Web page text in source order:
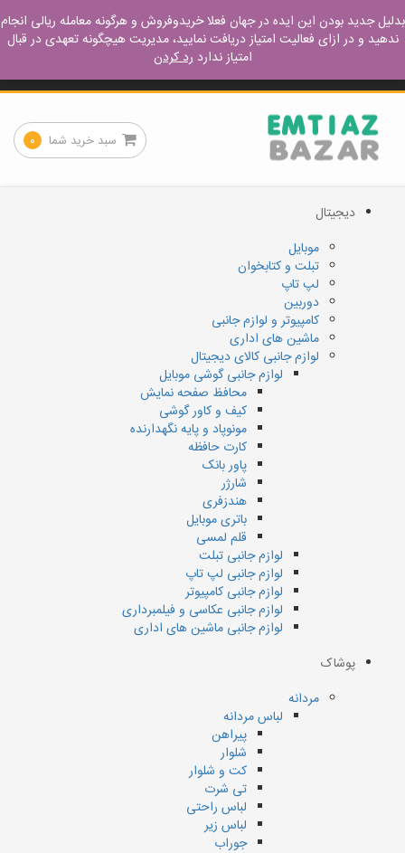
ورود – عضویت آموزش مفید نحوه خرید نحوه فروش
کجا پیدا میشه تماس با ما
سبد خرید شما ۰
دیجیتال
موبایل
تبلت و کتابخوان
لپ تاپ
دوربین
کامپیوتر و لوازم جانبی
ماشین های اداری
لوازم جانبی کالای دیجیتال
لوازم جانبی گوشی موبایل
محافظ صفحه نمایش
کیف و کاور گوشی
مونوپاد و پایه نگهدارنده
کارت حافظه
پاور بانک
شارژر
هندزفری
باتری موبایل
قلم لمسی
لوازم جانبی تبلت
لوازم جانبی لپ تاپ
لوازم جانبی کامپیوتر
لوازم جانبی عکاسی و فیلمبرداری
لوازم جانبی ماشین های اداری
پوشاک
مردانه
لباس مردانه
پیراهن
شلوار
کت و شلوار
تی شرت
لباس راحتی
لباس زیر
جوراب
بدلیل جدید بودن این ایده در جهان فعلا خریدوفروش و هرگونه معامله ریالی انجام
ندهید و در ازای فعالیت امتیاز دریافت نمایید، مدیریت هیچگونه تعهدی در قبال
امتیاز نداردرد کردن